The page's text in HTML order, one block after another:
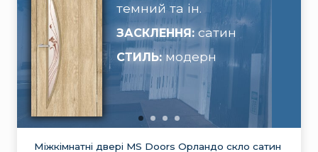
темний та ін.
ЗАСКЛЕННЯ: сатин
СТИЛЬ:модерн
Міжкімнатні двері MS Doors Орландо скло сатин